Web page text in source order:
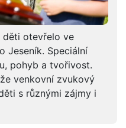
děti otevřelo ve
Jeseník. Speciální
pohyb a tvořivost.
venkovní zvukový
s různými zájmy i